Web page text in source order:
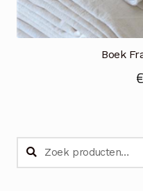
Boek
€
Zoeken
naar:
Zoeken